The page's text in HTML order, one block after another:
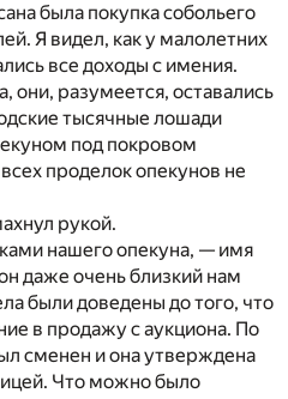
была покупка собольего
Я видел, как у малолетних
все доходы с имения.
они, разумеется, оставались
тысячные лошади
под покровом
проделок опекунов не
рукой.
нашего опекуна, — имя
даже очень близкий нам
были доведены до того, что
в продажу с аукциона. По
сменен и она утверждена
Что можно было